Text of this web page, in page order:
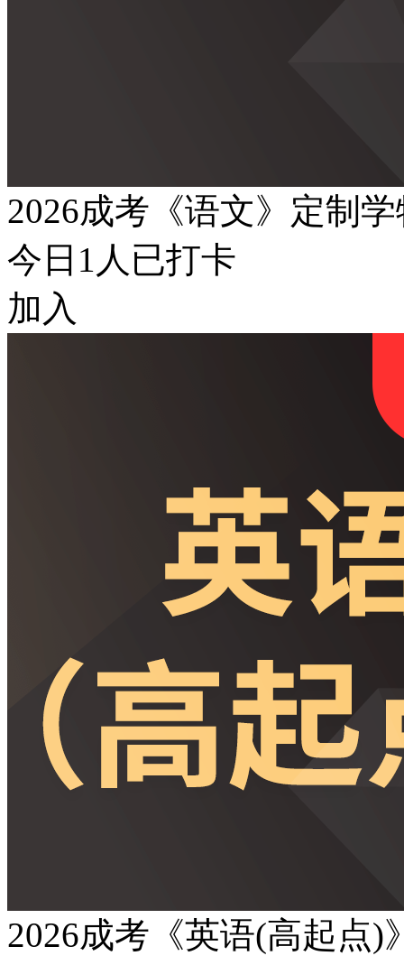
2026成考《语文》定制
今日 1 人已打卡
加入
2026成考《英语(高起点)